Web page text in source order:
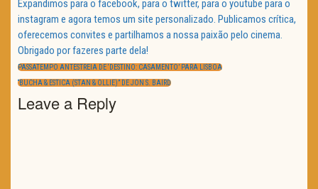
Expandimos para o facebook, para o twitter, para o youtube para o
instagram e agora temos um site personalizado. Publicamos crítica,
oferecemos convites e partilhamos a nossa paixão pelo cinema.
Obrigado por fazeres parte dela!
Navegação
de
artigos
PREVIOUS
PASSATEMPO ANTESTREIA DE ‘DESTINO: CASAMENTO’ PARA LISBOA
NEXT
“BUCHA & ESTICA (STAN & OLLIE)” DE JON S. BAIRD
Leave a Reply